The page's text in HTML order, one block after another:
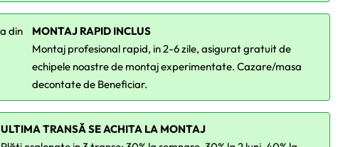
MONTAJ RAPID INCLUS
Montaj profesional rapid, in 2-6 zile, asigurat gratuit de
echipele noastre de montaj experimentate. Cazare/masa
decontate de Beneficiar.
ULTIMA TRANSĂ SE ACHITA LA MONTAJ